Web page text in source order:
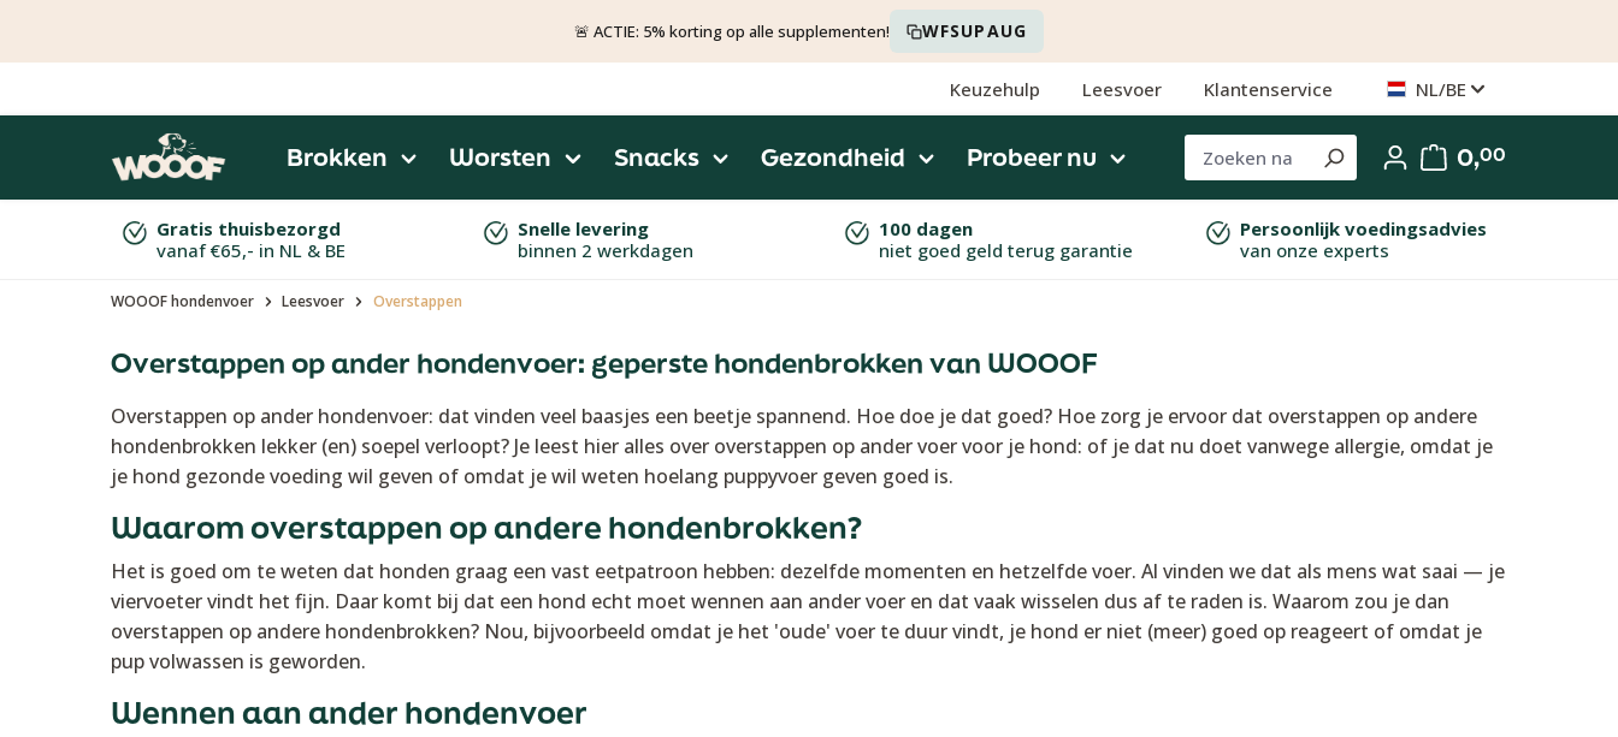
🚨 ACTIE: 5% korting op alle supplementen! WFSUPAUG
Keuzehulp Leesvoer Klantenservice NL/BE
Brokken Worsten Snacks Gezondheid Probeer nu 0,00
Gratis thuisbezorgd
vanaf €65,- in NL & BE
Snelle levering
binnen 2 werkdagen
100 dagen
niet goed geld terug garantie
Persoonlijk voedingsadvies
van onze experts
WOOOF hondenvoer Leesvoer Overstappen
Overstappen op ander hondenvoer: geperste hondenbrokken van WOOOF
Overstappen op ander hondenvoer: dat vinden veel baasjes een beetje spannend. Hoe doe je dat goed? Hoe zorg je ervoor dat overstappen op andere
hondenbrokken lekker (en) soepel verloopt? Je leest hier alles over overstappen op ander voer voor je hond: of je dat nu doet vanwege allergie, omdat je
je hond gezonde voeding wil geven of omdat je wil weten hoelang puppyvoer geven goed is.
Waarom overstappen op andere hondenbrokken?
Het is goed om te weten dat honden graag een vast eetpatroon hebben: dezelfde momenten en hetzelfde voer. Al vinden we dat als mens wat saai — je
viervoeter vindt het fijn. Daar komt bij dat een hond echt moet wennen aan ander voer en dat vaak wisselen dus af te raden is. Waarom zou je dan
overstappen op andere hondenbrokken? Nou, bijvoorbeeld omdat je het 'oude' voer te duur vindt, je hond er niet (meer) goed op reageert of omdat je
pup volwassen is geworden.
Wennen aan ander hondenvoer